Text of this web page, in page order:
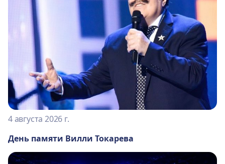
4 августа 2026 г.
День памяти Вилли Токарева